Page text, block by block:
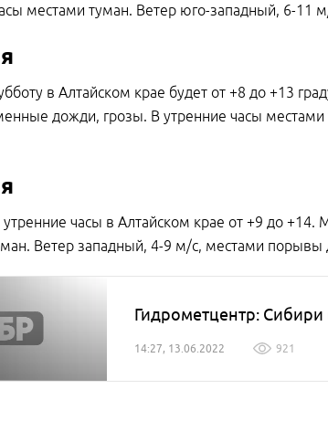
местами туман. Ветер юго-западный, 6-11
в Алтайском крае будет от +8 до +13
дожди, грозы. В утренние часы
часы в Алтайском крае от +9 до
Ветер западный, 4-9 м/с, местами порывы
Гидрометцентр: Сибири
14:27, 13.06.2022 921